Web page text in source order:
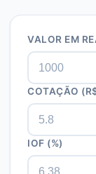
VALOR EM
COTAÇÃO
IOF (%)